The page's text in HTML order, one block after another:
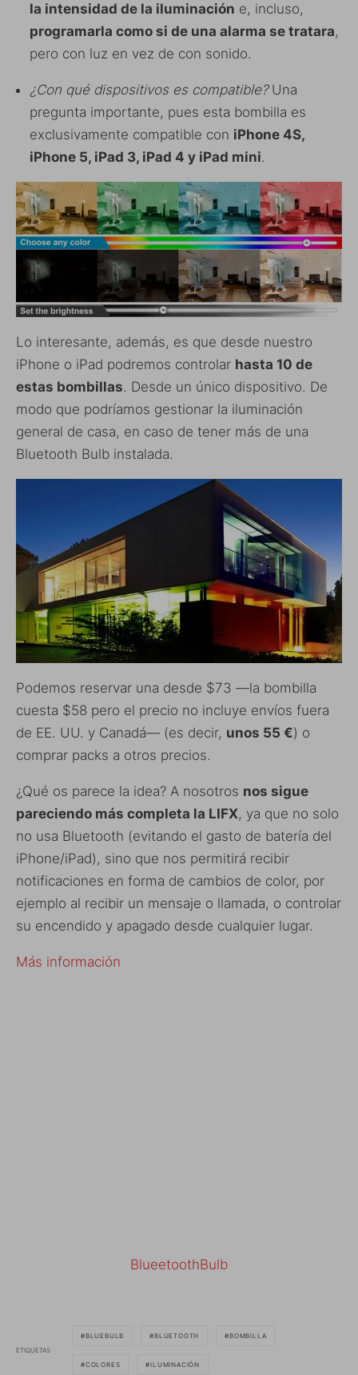
la intensidad de la iluminación e, incluso,
programarla como si de una alarma se tratara,
pero con luz en vez de con sonido.
¿Con qué dispositivos es compatible?Una
pregunta importante, pues esta bombilla es
exclusivamente compatible con iPhone 4S,
iPhone 5, iPad 3, iPad 4 y iPad mini.
Lo interesante, además, es que desde nuestro
iPhone o iPad podremos controlar hasta 10 de
estas bombillas. Desde un único dispositivo. De
modo que podríamos gestionar la iluminación
general de casa, en caso de tener más de una
Bluetooth Bulb instalada.
Podemos reservar una desde $73 —la bombilla
cuesta $58 pero el precio no incluye envíos fuera
de EE. UU. y Canadá— (es decir, unos 55 €) o
comprar packs a otros precios.
¿Qué os parece la idea? A nosotros nos sigue
pareciendo más completa la LIFX, ya que no solo
no usa Bluetooth (evitando el gasto de batería del
iPhone/iPad), sino que nos permitirá recibir
notificaciones en forma de cambios de color, por
ejemplo al recibir un mensaje o llamada, o controlar
su encendido y apagado desde cualquier lugar.
Más información
BlueetoothBulb
ETIQUETAS
BLUEBULB BLUETOOTH BOMBILLA
COLORES ILUMINACIÓN